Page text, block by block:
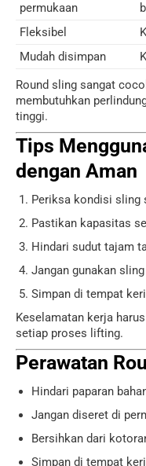
permukaan
Fleksibel
Mudah disimpan
Round sling sangat
membutuhkan
tinggi.
Tips
dengan Aman
Periksa kondisi sling
Pastikan kapasitas
Hindari sudut tajam
Jangan gunakan
Simpan di tempat
Keselamatan kerja
setiap proses lifting.
Perawatan
Hindari paparan
Jangan diseret di
Bersihkan dari
Simpan di tempat